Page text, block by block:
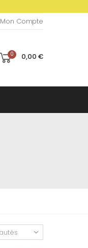
Mon Compte
0 0,00 €